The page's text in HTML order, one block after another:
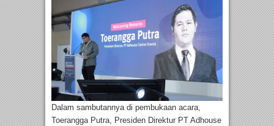
Dalam sambutannya di pembukaan acara,
Toerangga Putra, Presiden Direktur PT Adhouse